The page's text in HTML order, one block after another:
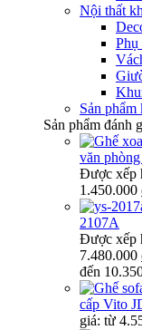
Nội thất
Sản
Sản phẩm đánh
văn
Được xếp
1.450.000
2107A
Được xếp
7.480.000
đến
cấp Vito
giá: từ